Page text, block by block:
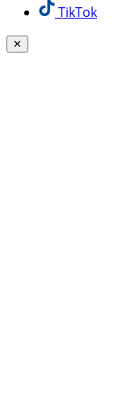
TikTok
✕